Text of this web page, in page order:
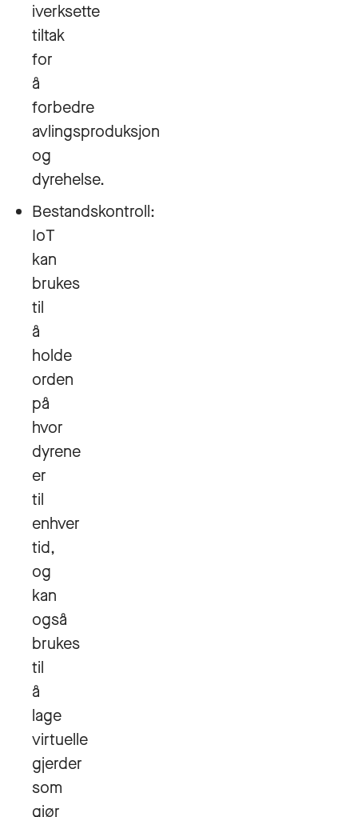
iverksette
tiltak
for
å
forbedre
avlingsproduksjon
og
dyrehelse.
Bestandskontroll:
IoT
kan
brukes
til
å
holde
orden
på
hvor
dyrene
er
til
enhver
tid,
og
kan
også
brukes
til
å
lage
virtuelle
gjerder
som
gjør